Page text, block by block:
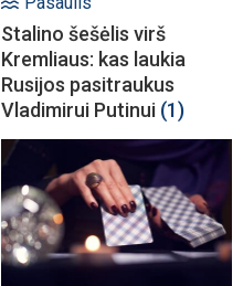
Stalino šešėlis virš
Kremliaus: kas laukia
Rusijos pasitraukus
Vladimirui Putinui (1)